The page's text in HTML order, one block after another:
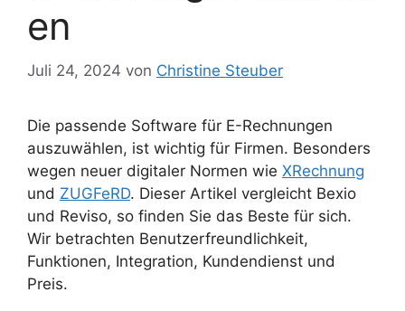
en
Juli 24, 2024 von Christine Steuber
Die passende Software für E-Rechnungen
auszuwählen, ist wichtig für Firmen. Besonders
wegen neuer digitaler Normen wie XRechnung
und ZUGFeRD. Dieser Artikel vergleicht Bexio
und Reviso, so finden Sie das Beste für sich.
Wir betrachten Benutzerfreundlichkeit,
Funktionen, Integration, Kundendienst und
Preis.